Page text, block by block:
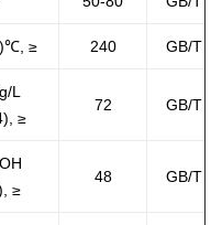
≥ 240 GB/T
L
≥
72 GB/T
≥
48 GB/T